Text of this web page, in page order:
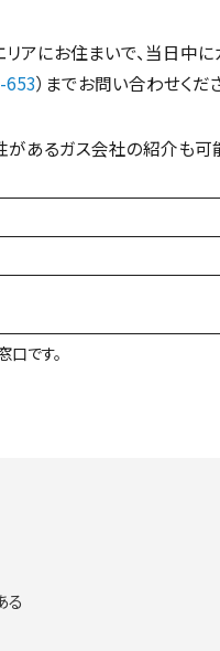
リアにお住まいで、当日中
653）までお問い合わせくだ
あるガス会社の紹介も可
です。
る